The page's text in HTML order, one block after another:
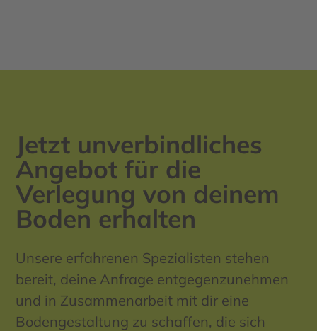
Jetzt unverbindliches
Angebot für die
Verlegung von deinem
Boden erhalten
Unsere erfahrenen Spezialisten stehen
bereit, deine Anfrage entgegenzunehmen
und in Zusammenarbeit mit dir eine
Bodengestaltung zu schaffen, die sich